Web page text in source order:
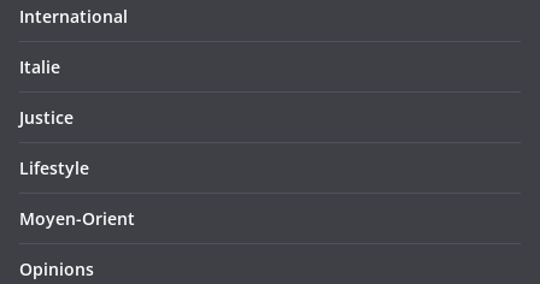
International
Italie
Justice
Lifestyle
Moyen-Orient
Opinions